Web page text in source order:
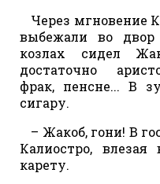
Через мгновение
выбежали во
козлах сидел
достаточно
фрак, пенсне... В
сигару.
– Жакоб, гони! В
Калиостро,
карету.